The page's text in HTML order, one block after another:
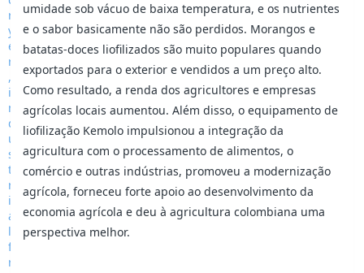
umidade sob vácuo de baixa temperatura, e os nutrientes
e o sabor basicamente não são perdidos. Morangos e
batatas-doces liofilizados são muito populares quando
exportados para o exterior e vendidos a um preço alto.
Como resultado, a renda dos agricultores e empresas
agrícolas locais aumentou. Além disso, o equipamento de
liofilização Kemolo impulsionou a integração da
agricultura com o processamento de alimentos, o
comércio e outras indústrias, promoveu a modernização
agrícola, forneceu forte apoio ao desenvolvimento da
economia agrícola e deu à agricultura colombiana uma
perspectiva melhor.